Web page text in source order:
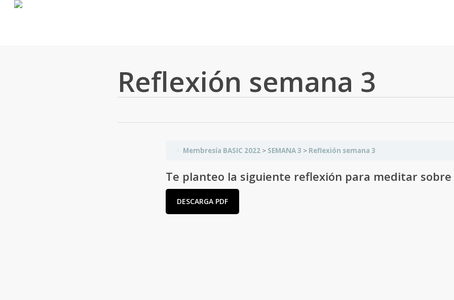
Reflexión semana 3
Membresía BASIC 2022 SEMANA 3 Reflexión semana 3
Te planteo la siguiente reflexión para meditar sobre
DESCARGA PDF